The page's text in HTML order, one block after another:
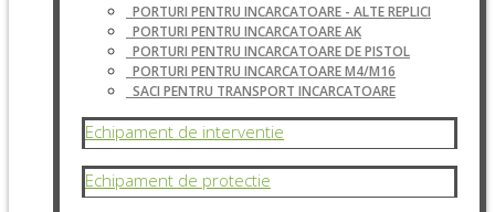
PORTURI PENTRU INCARCATOARE - ALTE REPLICI
PORTURI PENTRU INCARCATOARE AK
PORTURI PENTRU INCARCATOARE DE PISTOL
PORTURI PENTRU INCARCATOARE M4/M16
SACI PENTRU TRANSPORT INCARCATOARE
Echipament de interventie
Echipament de protectie